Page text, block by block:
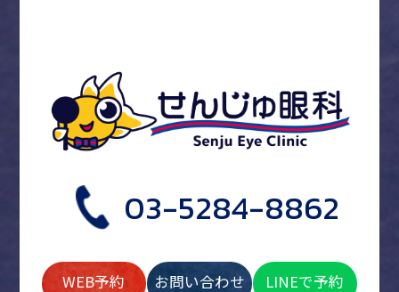
03-5284-8862
WEB予約 お問い合わせ LINEで予約